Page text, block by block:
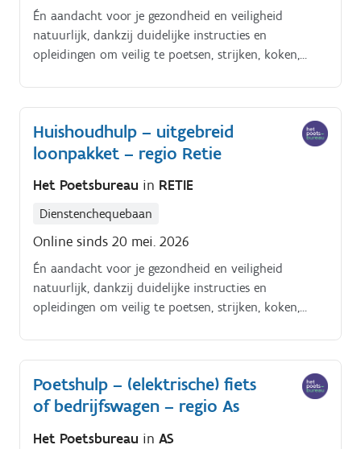
Én aandacht voor je gezondheid en veiligheid
natuurlijk, dankzij duidelijke instructies en
opleidingen om veilig te poetsen, strijken, koken,
Huishoudhulp – uitgebreid
loonpakket – regio Retie
Het Poetsbureau in RETIE
Dienstenchequebaan
Online sinds 20 mei. 2026
Én aandacht voor je gezondheid en veiligheid
natuurlijk, dankzij duidelijke instructies en
opleidingen om veilig te poetsen, strijken, koken,
Poetshulp – (elektrische) fiets
of bedrijfswagen – regio As
Het Poetsbureau in AS